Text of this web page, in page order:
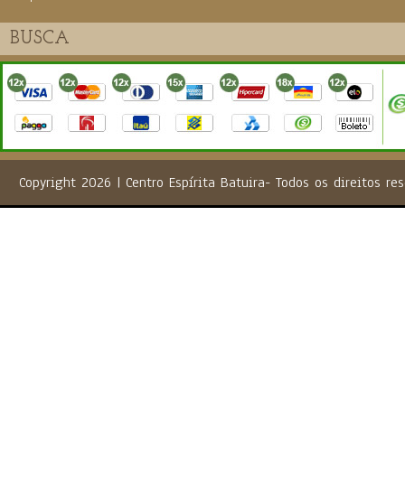
Copyright 2026 | Centro Espírita Batuira- Todos os